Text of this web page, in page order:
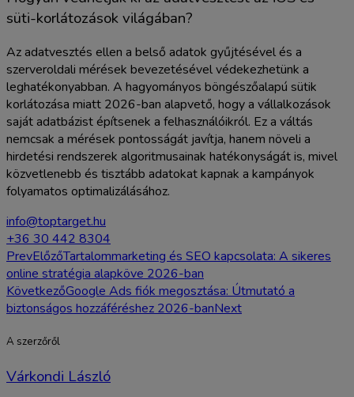
süti-korlátozások világában?
Az adatvesztés ellen a belső adatok gyűjtésével és a
szerveroldali mérések bevezetésével védekezhetünk a
leghatékonyabban. A hagyományos böngészőalapú sütik
korlátozása miatt 2026-ban alapvető, hogy a vállalkozások
saját adatbázist építsenek a felhasználóikról. Ez a váltás
nemcsak a mérések pontosságát javítja, hanem növeli a
hirdetési rendszerek algoritmusainak hatékonyságát is, mivel
közvetlenebb és tisztább adatokat kapnak a kampányok
folyamatos optimalizálásához.
info@toptarget.hu
+36 30 442 8304
PrevElőzőTartalommarketing és SEO kapcsolata: A sikeres
online stratégia alapköve 2026-ban
KövetkezőGoogle Ads fiók megosztása: Útmutató a
biztonságos hozzáféréshez 2026-banNext
A szerzőről
Várkondi László